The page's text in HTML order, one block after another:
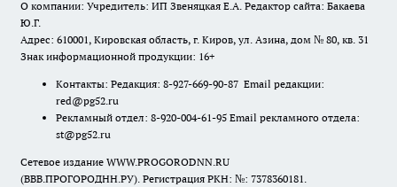
О компании: Учредитель: ИП Звеняцкая Е.А. Редактор сайта: Бакаева
Ю.Г.
Адрес: 610001, Кировская область, г. Киров, ул. Азина, дом № 80, кв. 31
Знак информационной продукции: 16+
Контакты: Редакция: 8-927-669-90-87 Email редакции:
red@pg52.ru
Рекламный отдел: 8-920-004-61-95 Email рекламного отдела:
st@pg52.ru
Сетевое издание WWW.PROGORODNN.RU
(ВВВ.ПРОГОРОДНН.РУ). Регистрация РКН: №: 7378360181.